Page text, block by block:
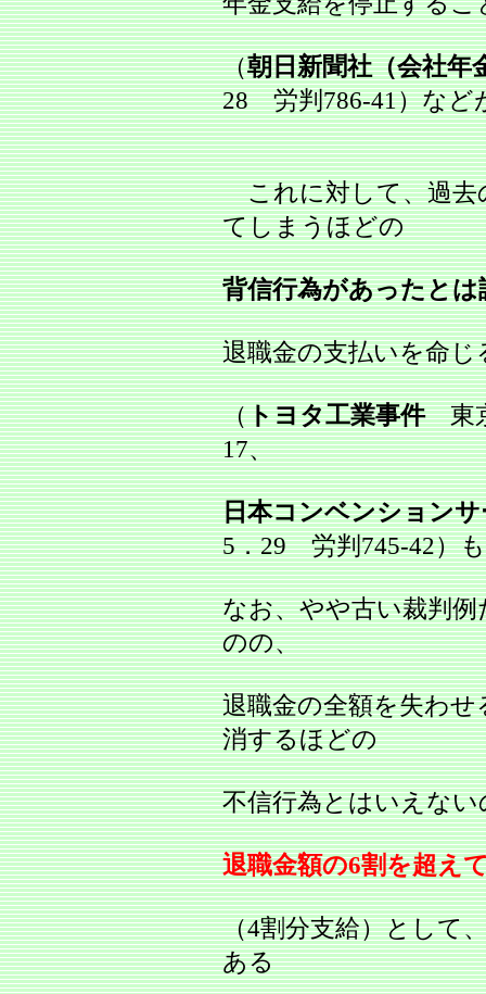
（朝日新聞社（会社年
28 労判786‐41）など
これに対して、過去
てしまうほどの
背信行為があったと
退職金の支払いを命じ
（トヨタ工業事件東
17、
日本コンベンション
5．29 労判745‐42）
なお、やや古い裁判例
のの、
退職金の全額を失わ
消するほどの
不信行為とはいえない
退職金額の6割を超え
（4割分支給）として
ある